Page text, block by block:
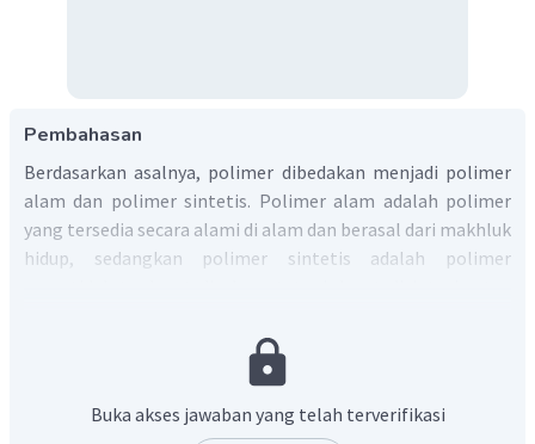
Pembahasan
Berdasarkan asalnya, polimer dibedakan menjadi polimer
alam dan polimer sintetis. Polimer alam adalah polimer
yang tersedia secara alami di alam dan berasal dari makhluk
hidup, sedangkan polimer sintetis adalah polimer
industri. Contoh polimer alam adalah protein, lemak,
amilum, karet alam, dan lain-lain. Contoh polimer sintetis
dakron, nilon, dan lain-lain.
Buka akses jawaban yang telah terverifikasi